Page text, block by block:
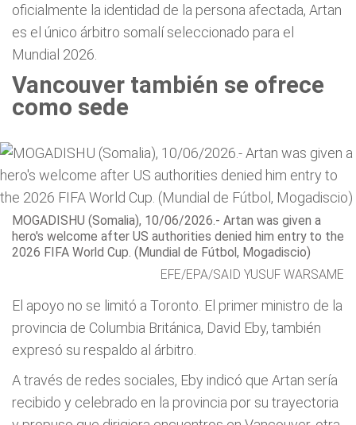
oficialmente la identidad de la persona afectada, Artan
es el único árbitro somalí seleccionado para el
Mundial 2026.
Vancouver también se ofrece
como sede
MOGADISHU (Somalia), 10/06/2026.- Artan was given a
hero's welcome after US authorities denied him entry to the
2026 FIFA World Cup. (Mundial de Fútbol, Mogadiscio)
EFE/EPA/SAID YUSUF WARSAME
El apoyo no se limitó a Toronto. El primer ministro de la
provincia de Columbia Británica, David Eby, también
expresó su respaldo al árbitro.
A través de redes sociales, Eby indicó que Artan sería
recibido y celebrado en la provincia por su trayectoria